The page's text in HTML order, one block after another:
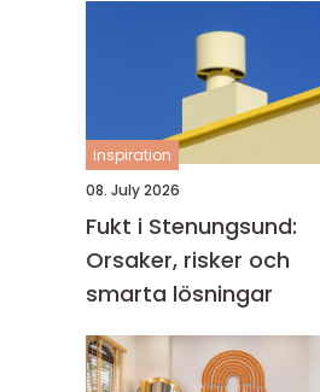
inspiration
08. July 2026
Fukt i Stenungsund:
Orsaker, risker och
smarta lösningar